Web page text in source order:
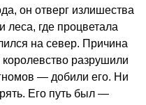
он отверг излишества
леса, где процветала
на север. Причина
разрушили
— добили его. Ни
Его путь был —